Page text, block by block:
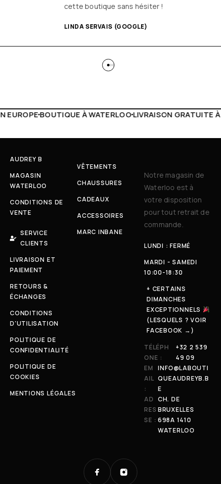
cette boutique sans hésiter !
LINDA SERVAIS (GOOGLE)
LIVRAISON GRATUITE À PARTIR DE 150€LIVE
AUDREY B
MAGASIN
WATERLOO
CONDITIONS DE
VENTE
SERVICE
CLIENTS
LIVRAISON ET
PAIEMENT
RETOURS &
ÉCHANGES
CONDITIONS
D'UTILISATION
POLITIQUE DE
CONFIDENTIALITÉ
POLITIQUE DE
COOKIES
MENTIONS LÉGALES
VÊTEMENTS
CHAUSSURES
CADEAUX
ACCESSOIRES
MARC INBANE
Notre magasin de
Waterloo est à
votre disposition
pour tout retrait de
commande.
LUNDI : FERMÉ
MARDI - SAMEDI
10:00-18:30
+ CERTAINS
DIMANCHES
EXCEPTIONNELS
(LESQUELS ? VOIR
FACEBOOK →)
TÉLÉPH
ONE :
+32 2 539
49 09
EM
AIL
:
INFO@LABOUTI
QUEAUDREYB.B
E
AD
RES
SE :
CH. DE
BRUXELLES
698A 1410
WATERLOO